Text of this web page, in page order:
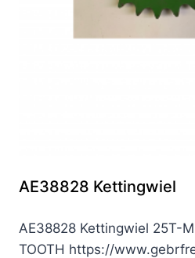
AE38828 Kettingwiel
AE38828 Kettingwiel 25T-
TOOTH https://